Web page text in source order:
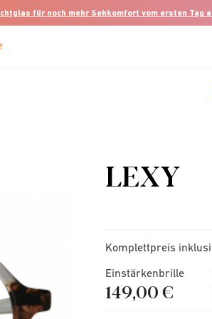
für noch mehr Sehkomfort vom ersten Tag
LEXY
Komplettpreis
Einstärkenbrille
149,00 €